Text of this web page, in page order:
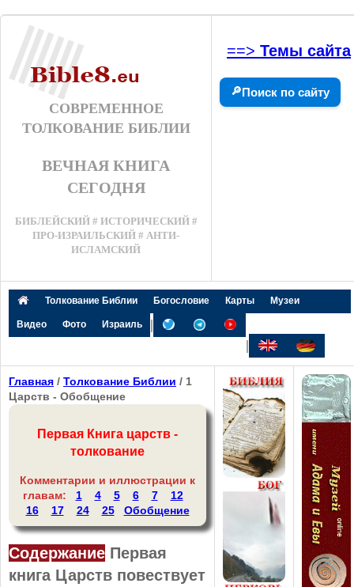
СОВРЕМЕННОЕ
ТОЛКОВАНИЕ БИБЛИИ
ВЕЧНАЯ КНИГА
СЕГОДНЯ
БИБЛЕЙСКИЙ # ИСТОРИЧЕСКИЙ #
ПРО-ИЗРАИЛЬСКИЙ # АНТИ-
ИСЛАМСКИЙ
==> Темы сайта
🔎Поиск по сайту
Толкование Библии Богословие Карты Музеи
Видео Фото Израиль
|
|
Главная / Толкование Библии / 1
Царств - Обобщение
Первая Книга царств -
толкование
Комментарии и иллюстрации к
главам:
1 4 5 6 7
12
16
17 24 25 Обобщение
Содержание Первая
книга Царств повествует